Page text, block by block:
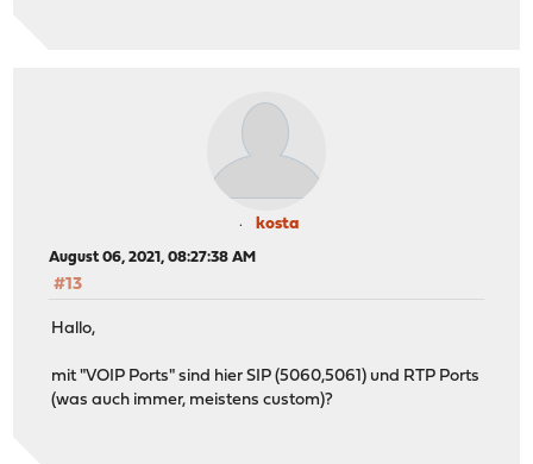
kosta
August 06, 2021, 08:27:38 AM
#13
Hallo,
mit "VOIP Ports" sind hier SIP (5060,5061) und RTP Ports
(was auch immer, meistens custom)?